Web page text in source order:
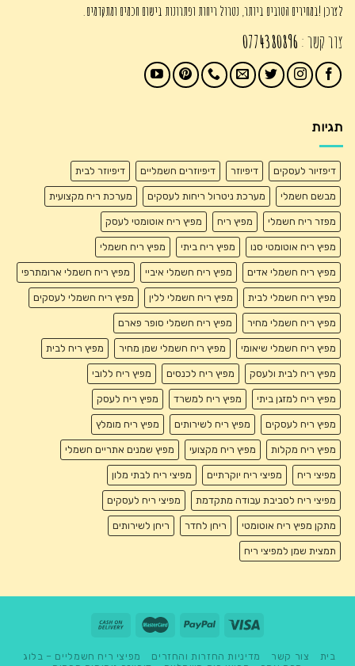
לצרכן !במחירים הטובים ביותר, נטרול ריחות ופתרונות בישום חכמים ומתקדמים.
צור קשר : 0774380896
תגיות
דיפזיור לעסקים דיפיוזר דיפיוזרים חשמליים דיפיוזר לבית
מבשם חשמלי מערכת ניטרול ריחות לעסקים מערכת ריח מקצועית
מפזר ריח חשמלי מפיץ ריח מפיץ ריח אוטומטי לעסק
מפיץ ריח אוטומטי סנו מפיץ ריח ביתי מפיץ ריח חשמלי
מפיץ ריח חשמלי אדים מפיץ ריח חשמלי איביי מפיץ ריח חשמלי ארומתרפי
מפיץ ריח חשמלי לבית מפיץ ריח חשמלי ללין מפיץ ריח חשמלי לעסקים
מפיץ ריח חשמלי מחיר מפיץ ריח חשמלי סופר פארם
מפיץ ריח חשמלי שיאומי מפיץ ריח חשמלי שמן מחיר מפיץ ריח לבית
מפיץ ריח לבית ולעסק מפיץ ריח לכנסים מפיץ ריח ללובי
מפיץ ריח למזגן ביתי מפיץ ריח למשרד מפיץ ריח לעסק
מפיץ ריח לעסקים מפיץ ריח לשירותים מפיץ ריח מומלץ
מפיץ ריח מקלות מפיץ ריח מקצועי מפיץ שמנים אתריים חשמלי
מפיצי ריח מפיצי ריח יוקרתיים מפיצי ריח לבתי מלון
מפיצי ריח לסביבת עבודה מתקדמת מפיצי ריח לעסקים
מתקן מפיץ ריח אוטומטי ריחן לחדר ריחן לשירותים
תמצית שמן למפיצי ריח
בית צור קשר מדיניות החזרות והחזרים
מפיצי ריח חשמליים – בלוג